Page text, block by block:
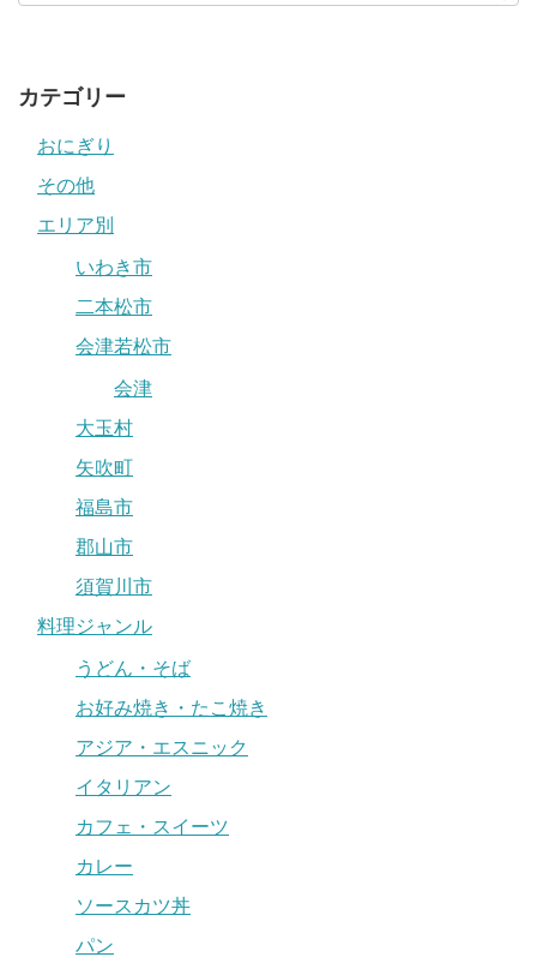
カテゴリー
おにぎり
その他
エリア別
いわき市
二本松市
会津若松市
会津
大玉村
矢吹町
福島市
郡山市
須賀川市
料理ジャンル
うどん・そば
お好み焼き・たこ焼き
アジア・エスニック
イタリアン
カフェ・スイーツ
カレー
ソースカツ丼
パン